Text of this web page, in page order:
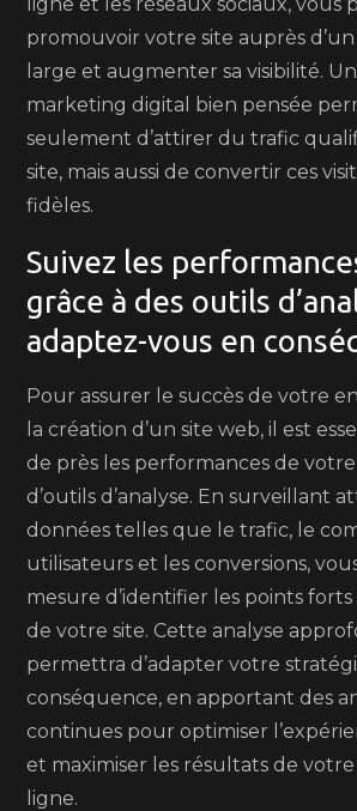
promouvoir votre site auprès
large et augmenter sa visibilité.
marketing digital bien pensée
seulement d’attirer du trafic
site, mais aussi de convertir ces
fidèles.
Suivez les
grâce à des outils
adaptez-vous en
Pour assurer le succès de votre
la création d’un site web, il est
de près les performances de votre
d’outils d’analyse. En surveillant
données telles que le trafic, le
utilisateurs et les conversions,
mesure d’identifier les points forts
de votre site. Cette analyse
permettra d’adapter votre
conséquence, en apportant des
continues pour optimiser
et maximiser les résultats de
ligne.